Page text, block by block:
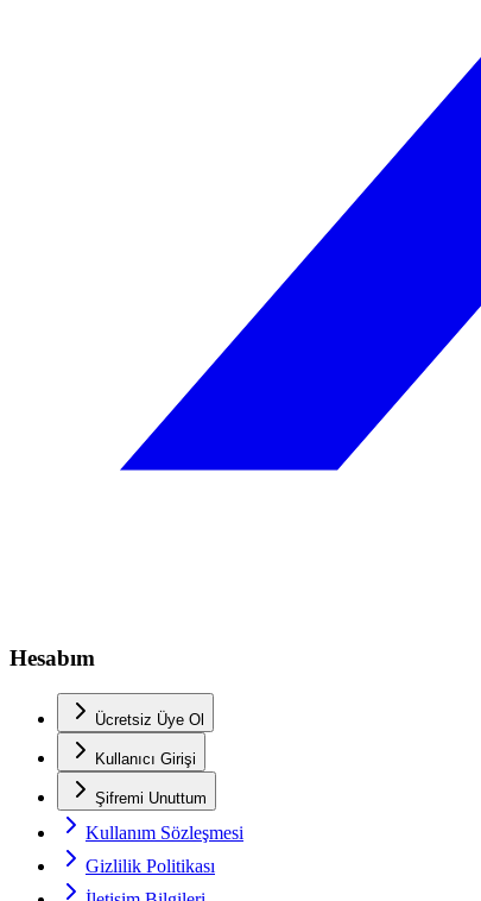
Hesabım
Ücretsiz Üye Ol
Kullanıcı Girişi
Şifremi Unuttum
Kullanım Sözleşmesi
Gizlilik Politikası